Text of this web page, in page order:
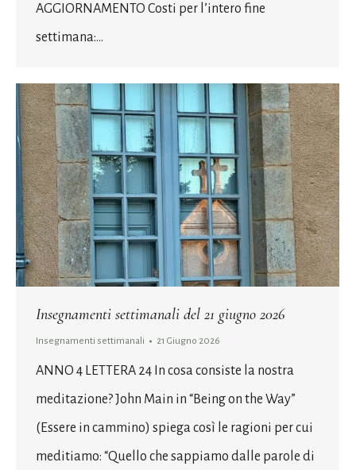
AGGIORNAMENTO Costi per l’intero fine
settimana:…
Insegnamenti settimanali del 21 giugno 2026
Insegnamenti settimanali 21 Giugno 2026
ANNO 4 LETTERA 24 In cosa consiste la nostra
meditazione? John Main in “Being on the Way”
(Essere in cammino) spiega così le ragioni per cui
meditiamo: “Quello che sappiamo dalle parole di